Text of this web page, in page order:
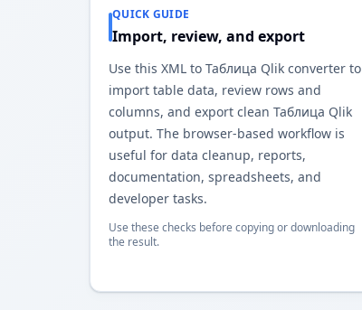
QUICK GUIDE
Import, review, and export
Use this XML to Таблица Qlik converter to
import table data, review rows and
columns, and export clean Таблица Qlik
output. The browser-based workflow is
useful for data cleanup, reports,
documentation, spreadsheets, and
developer tasks.
Use these checks before copying or downloading
the result.